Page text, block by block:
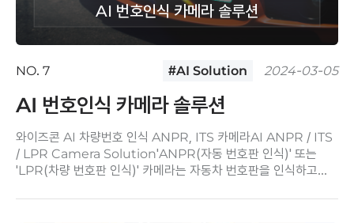
AI 번호인식 카메라 솔루션
NO. 7 #AI Solution 2024-03-05
AI 번호인식 카메라 솔루션
와이즈콘 AI 차량번호 인식 ANPR, ITS 카메라AI ANPR / ITS
/ LPR Camera Solution'ANPR(자동 번호판 인식)' 또는
'LPR(차량 번호판 인식)' 카메라는 자동차 번호판을 인식하고